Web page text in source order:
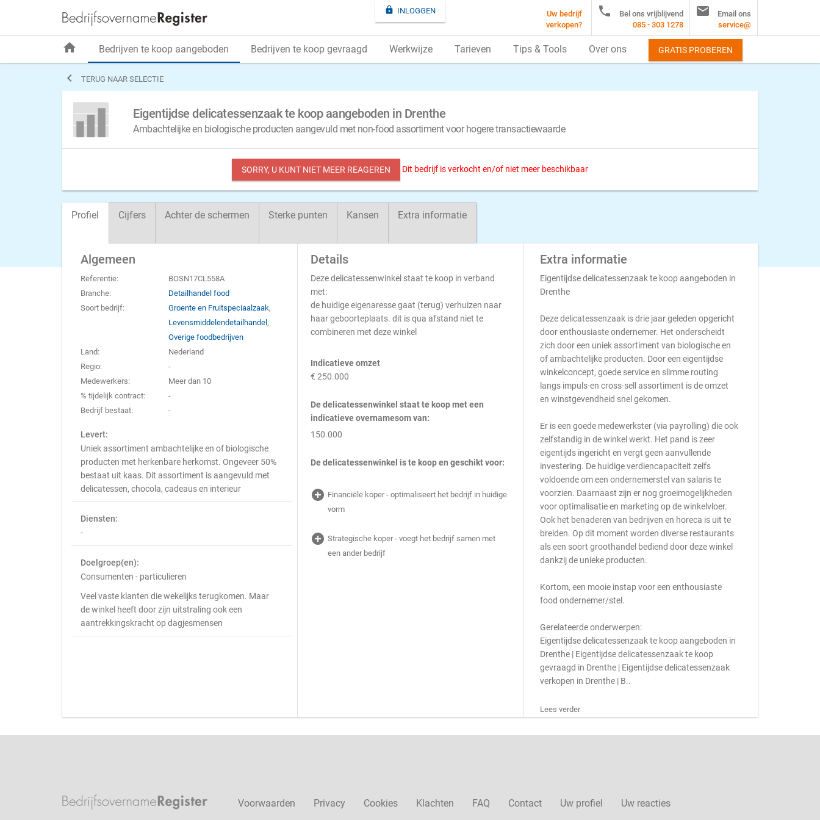
 TERUG NAAR SELECTIE
Eigentijdse delicatessenzaak te koop aangeboden in Drenthe
Ambachtelijke en biologische producten aangevuld met non-food assortiment voor hogere transactiewaarde
SORRY, U KUNT NIET MEER REAGEREN Dit bedrijf is verkocht en/of niet meer beschikbaar
Profiel Cijfers Achter de schermen Sterke punten Kansen Extra informatie
Algemeen
Referentie:
BOSN17CL558A
Branche:
Detailhandel food
Soort bedrijf:
Groente en Fruitspeciaalzaak,
Levensmiddelendetailhandel,
Overige foodbedrijven
Land:
Nederland
Regio:
-
Medewerkers:
Meer dan 10
% tijdelijk contract:
-
Bedrijf bestaat:
-
Levert:
Uniek assortiment ambachtelijke en of biologische
producten met herkenbare herkomst. Ongeveer 50%
bestaat uit kaas. Dit assortiment is aangevuld met
delicatessen, chocola, cadeaus en interieur
Diensten:
-
Doelgroep(en):
Consumenten - particulieren
Veel vaste klanten die wekelijks terugkomen. Maar
de winkel heeft door zijn uitstraling ook een
aantrekkingskracht op dagjesmensen
Details
Deze delicatessenwinkel staat te koop in verband
met:
de huidige eigenaresse gaat (terug) verhuizen naar
haar geboorteplaats. dit is qua afstand niet te
combineren met deze winkel
Indicatieve omzet
€ 250.000
De delicatessenwinkel staat te koop met een
indicatieve overnamesom van:
150.000
De delicatessenwinkel is te koop en geschikt voor:
add_circle Financiële koper - optimaliseert het bedrijf in huidige
vorm
add_circle Strategische koper - voegt het bedrijf samen met
een ander bedrijf
Extra informatie
Eigentijdse delicatessenzaak te koop aangeboden in
Drenthe
Deze delicatessenzaak is drie jaar geleden opgericht
door enthousiaste ondernemer. Het onderscheidt
zich door een uniek assortiment van biologische en
of ambachtelijke producten. Door een eigentijdse
winkelconcept, goede service en slimme routing
langs impuls-en cross-sell assortiment is de omzet
en winstgevendheid snel gekomen.
Er is een goede medewerkster (via payrolling) die ook
zelfstandig in de winkel werkt. Het pand is zeer
eigentijds ingericht en vergt geen aanvullende
investering. De huidige verdiencapaciteit zelfs
voldoende om een ondernemerstel van salaris te
voorzien. Daarnaast zijn er nog groeimogelijkheden
voor optimalisatie en marketing op de winkelvloer.
Ook het benaderen van bedrijven en horeca is uit te
breiden. Op dit moment worden diverse restaurants
als een soort groothandel bediend door deze winkel
dankzij de unieke producten.
Kortom, een mooie instap voor een enthousiaste
food ondernemer/stel.
Gerelateerde onderwerpen:
Eigentijdse delicatessenzaak te koop aangeboden in
Drenthe | Eigentijdse delicatessenzaak te koop
gevraagd in Drenthe | Eigentijdse delicatessenzaak
verkopen in Drenthe | B..
Lees verder
 INLOGGEN
Uw bedrijf
verkopen?

Bel ons vrijblijvend
085 - 303 1278

Email ons
service@
home Bedrijven te koop aangeboden Bedrijven te koop gevraagd Werkwijze Tarieven Tips & Tools Over ons GRATIS PROBEREN
Voorwaarden Privacy Cookies Klachten FAQ Contact Uw profiel Uw reacties